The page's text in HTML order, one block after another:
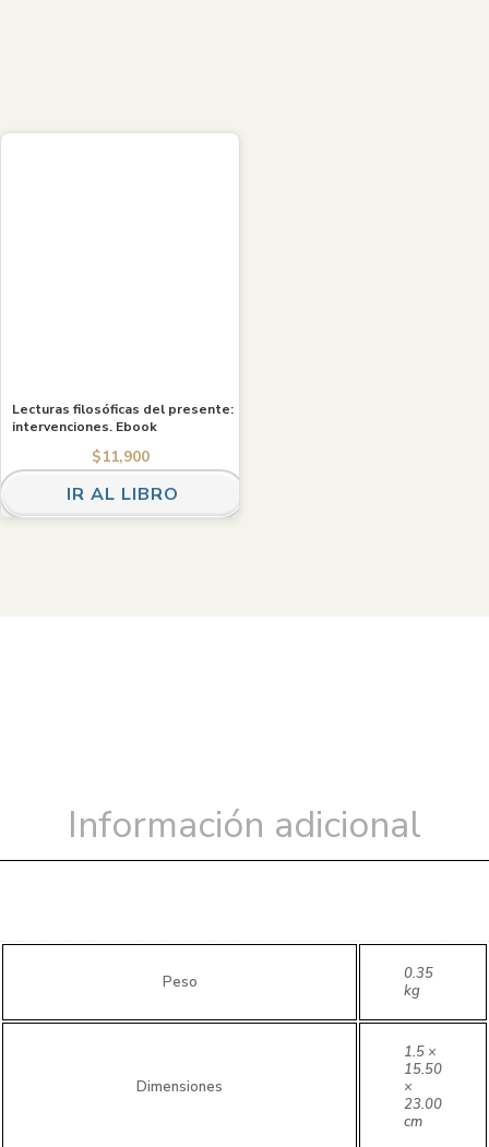
Lecturas filosóficas del presente:
intervenciones. Ebook
$11,900
IR AL LIBRO
Información adicional
Peso
0.35
kg
Dimensiones
1.5 ×
15.50
×
23.00
cm